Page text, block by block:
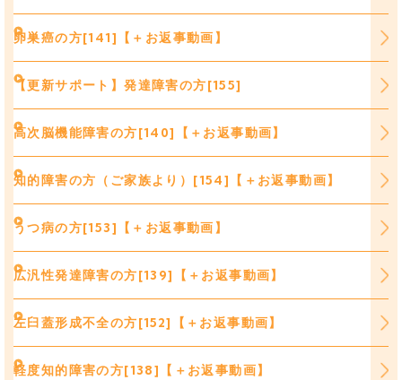
卵巣癌の方[141]【＋お返事動画】
【更新サポート】発達障害の方[155]
高次脳機能障害の方[140]【＋お返事動画】
知的障害の方（ご家族より）[154]【＋お返事動画】
うつ病の方[153]【＋お返事動画】
広汎性発達障害の方[139]【＋お返事動画】
左臼蓋形成不全の方[152]【＋お返事動画】
軽度知的障害の方[138]【＋お返事動画】